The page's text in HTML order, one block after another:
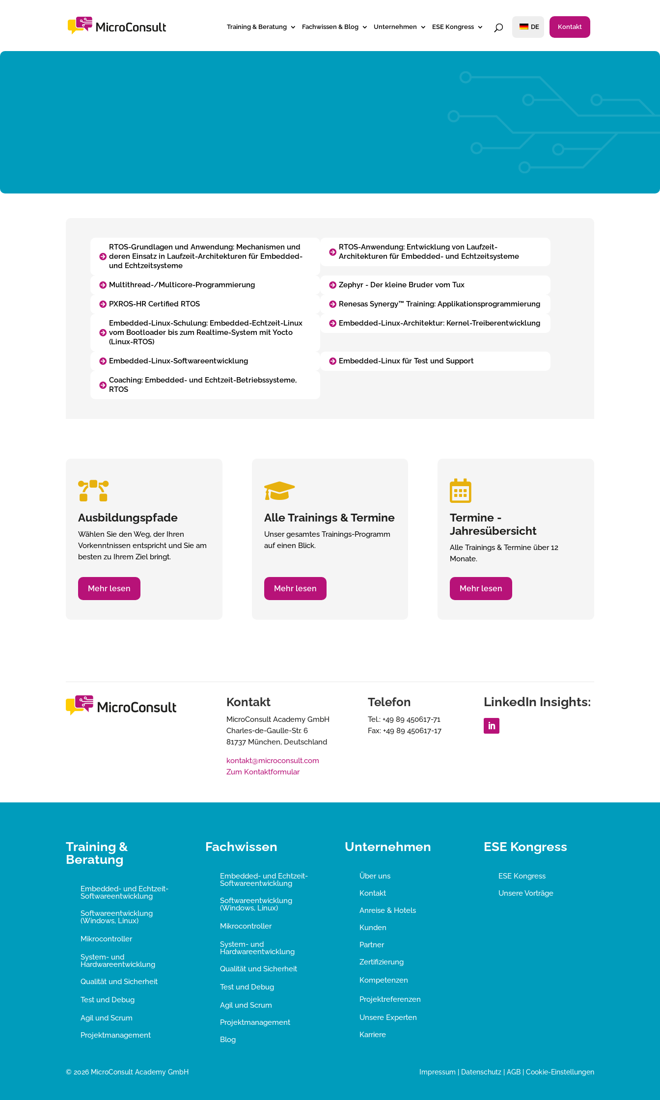
Training & Beratung Fachwissen & Blog Unternehmen ESE Kongress DE Kontakt
RTOS-Grundlagen und Anwendung: Mechanismen und
deren Einsatz in Laufzeit-Architekturen für Embedded-
und Echtzeitsysteme
RTOS-Anwendung: Entwicklung von Laufzeit-
Architekturen für Embedded- und Echtzeitsysteme
Multithread-/Multicore-Programmierung Zephyr - Der kleine Bruder vom Tux
PXROS-HR Certified RTOS Renesas Synergy™ Training: Applikationsprogrammierung
Embedded-Linux-Schulung: Embedded-Echtzeit-Linux
vom Bootloader bis zum Realtime-System mit Yocto
(Linux-RTOS)
Embedded-Linux-Architektur: Kernel-Treiberentwicklung
Embedded-Linux-Softwareentwicklung Embedded-Linux für Test und Support
Coaching: Embedded- und Echtzeit-Betriebssysteme,
RTOS

Ausbildungspfade
Wählen Sie den Weg, der Ihren
Vorkenntnissen entspricht und Sie am
besten zu Ihrem Ziel bringt.
Mehr lesen

Alle Trainings & Termine
Unser gesamtes Trainings-Programm
auf einen Blick.
Mehr lesen

Termine -
Jahresübersicht
Alle Trainings & Termine über 12
Monate.
Mehr lesen
Kontakt
MicroConsult Academy GmbH
Charles-de-Gaulle-Str. 6
81737 München, Deutschland
kontakt@microconsult.com
Zum Kontaktformular
Telefon
Tel.: +49 89 450617-71
Fax: +49 89 450617-17
LinkedIn Insights:
Training &
Beratung
Embedded- und Echtzeit-
Softwareentwicklung
Softwareentwicklung
(Windows, Linux)
Mikrocontroller
System- und
Hardwareentwicklung
Qualität und Sicherheit
Test und Debug
Agil und Scrum
Projektmanagement
Fachwissen
Embedded- und Echtzeit-
Softwareentwicklung
Softwareentwicklung
(Windows, Linux)
Mikrocontroller
System- und
Hardwareentwicklung
Qualität und Sicherheit
Test und Debug
Agil und Scrum
Projektmanagement
Blog
Unternehmen
Über uns
Kontakt
Anreise & Hotels
Kunden
Partner
Zertifizierung
Kompetenzen
Projektreferenzen
Unsere Experten
Karriere
ESE Kongress
ESE Kongress
Unsere Vorträge
© 2026 MicroConsult Academy GmbH Impressum Datenschutz| AGB| Cookie-Einstellungen